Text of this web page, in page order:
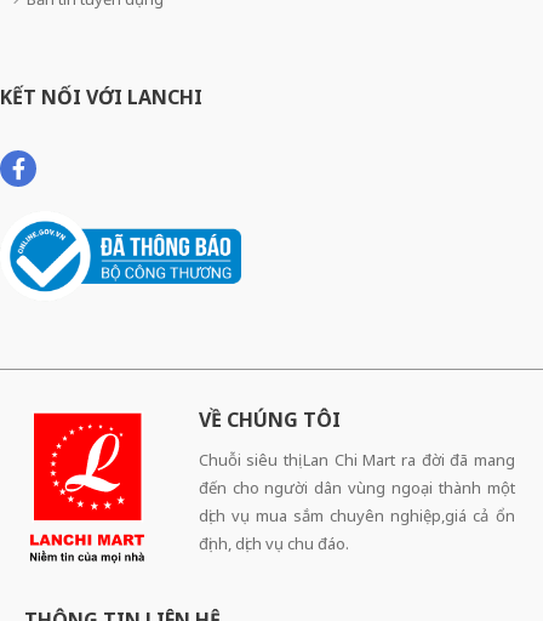
KẾT NỐI VỚI LANCHI
VỀ CHÚNG TÔI
Chuỗi siêu thị Lan Chi Mart ra đời đã mang
đến cho người dân vùng ngoại thành một
dịch vụ mua sắm chuyên nghiệp,giá cả ổn
định, dịch vụ chu đáo.